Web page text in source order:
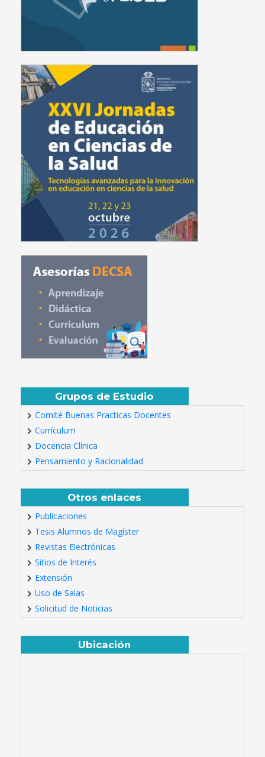
Grupos de Estudio
Comité Buenas Practicas Docentes
Currículum
Docencia Clínica
Pensamiento y Racionalidad
Otros enlaces
Publicaciones
Tesis Alumnos de Magíster
Revistas Electrónicas
Sitios de Interés
Extensión
Uso de Salas
Solicitud de Noticias
Ubicación